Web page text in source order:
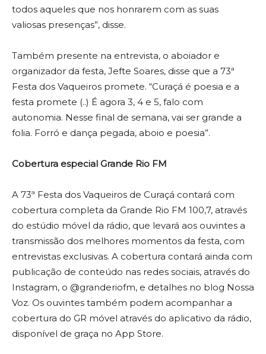
todos aqueles que nos honrarem com as suas
valiosas presenças”, disse.
Também presente na entrevista, o aboiador e
organizador da festa, Jefte Soares, disse que a 73ª
Festa dos Vaqueiros promete. “Curaçá é poesia e a
festa promete (..) É agora 3, 4 e 5, falo com
autonomia. Nesse final de semana, vai ser grande a
folia. Forró e dança pegada, aboio e poesia”.
Cobertura especial Grande Rio FM
A 73ª Festa dos Vaqueiros de Curaçá contará com
cobertura completa da Grande Rio FM 100,7, através
do estúdio móvel da rádio, que levará aos ouvintes a
transmissão dos melhores momentos da festa, com
entrevistas exclusivas. A cobertura contará ainda com
publicação de conteúdo nas redes sociais, através do
Instagram, o @granderiofm, e detalhes no blog Nossa
Voz. Os ouvintes também podem acompanhar a
cobertura do GR móvel através do aplicativo da rádio,
disponível de graça no App Store.